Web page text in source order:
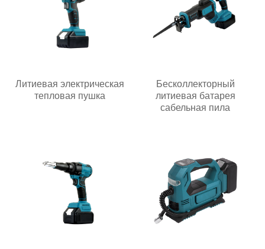
Литиевая электрическая
тепловая пушка
Бесколлекторный
литиевая батарея
сабельная пила